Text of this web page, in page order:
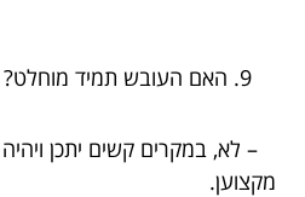
האם העובש תמיד מוחלט?
– לא, במקרים קשים יתכן
מקצוען.